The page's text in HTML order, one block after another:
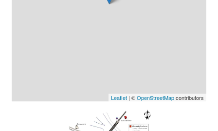
Leaflet | ©OpenStreetMapcontributors